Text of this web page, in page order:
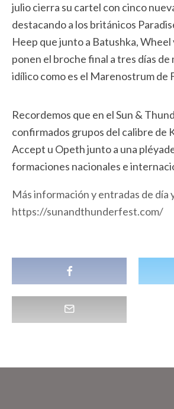
julio cierra su cartel con cinco
destacando a los británicos
Heep que junto a Batushka,
ponen el broche final a tres días de
idílico como es el Marenostrum de
Recordemos que en el Sun &
confirmados grupos del calibre de
Accept u Opeth junto a una
formaciones nacionales e
Más información y entradas de día
https://sunandthunderfest.com/